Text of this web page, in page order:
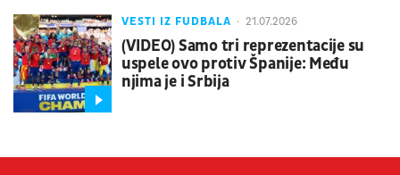
VESTI IZ FUDBALA 21.07.2026
(VIDEO) Samo tri reprezentacije su
uspele ovo protiv Španije: Među
njima je i Srbija